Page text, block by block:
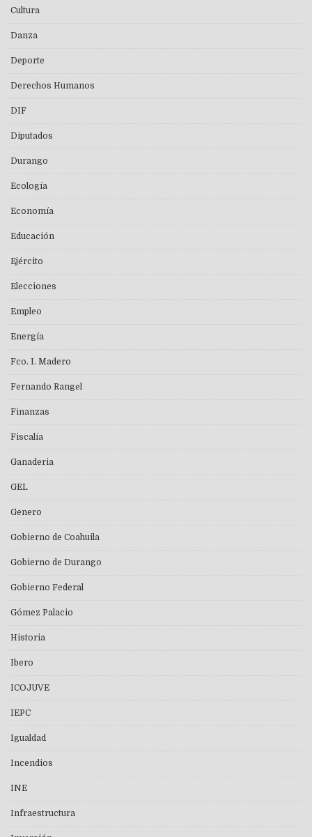
Cultura
Danza
Deporte
Derechos Humanos
DIF
Diputados
Durango
Ecología
Economía
Educación
Ejército
Elecciones
Empleo
Energía
Fco. I. Madero
Fernando Rangel
Finanzas
Fiscalía
Ganaderia
GEL
Genero
Gobierno de Coahuila
Gobierno de Durango
Gobierno Federal
Gómez Palacio
Historia
Ibero
ICOJUVE
IEPC
Igualdad
Incendios
INE
Infraestructura